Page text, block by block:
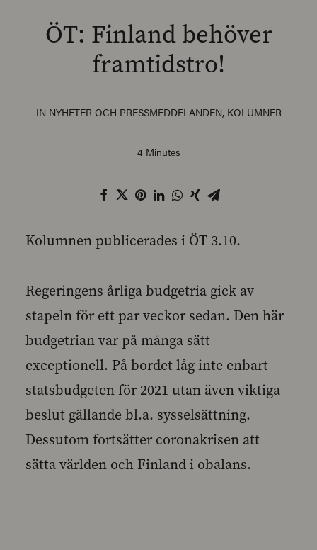
ÖT: Finland behöver
framtidstro!
IN NYHETER OCH PRESSMEDDELANDEN, KOLUMNER
4 Minutes
Kolumnen publicerades i ÖT 3.10.
Regeringens årliga budgetria gick av
stapeln för ett par veckor sedan. Den här
budgetrian var på många sätt
exceptionell. På bordet låg inte enbart
statsbudgeten för 2021 utan även viktiga
beslut gällande bl.a. sysselsättning.
Dessutom fortsätter coronakrisen att
sätta världen och Finland i obalans.